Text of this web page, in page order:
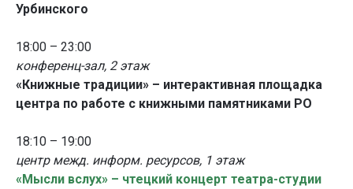
Урбинского
18:00 – 23:00
конференц-зал, 2 этаж
«Книжные традиции» – интерактивная площадка
центра по работе с книжными памятниками РО
18:10 – 19:00
центр межд. информ. ресурсов, 1 этаж
«Мысли вслух» – чтецкий концерт театра-студии